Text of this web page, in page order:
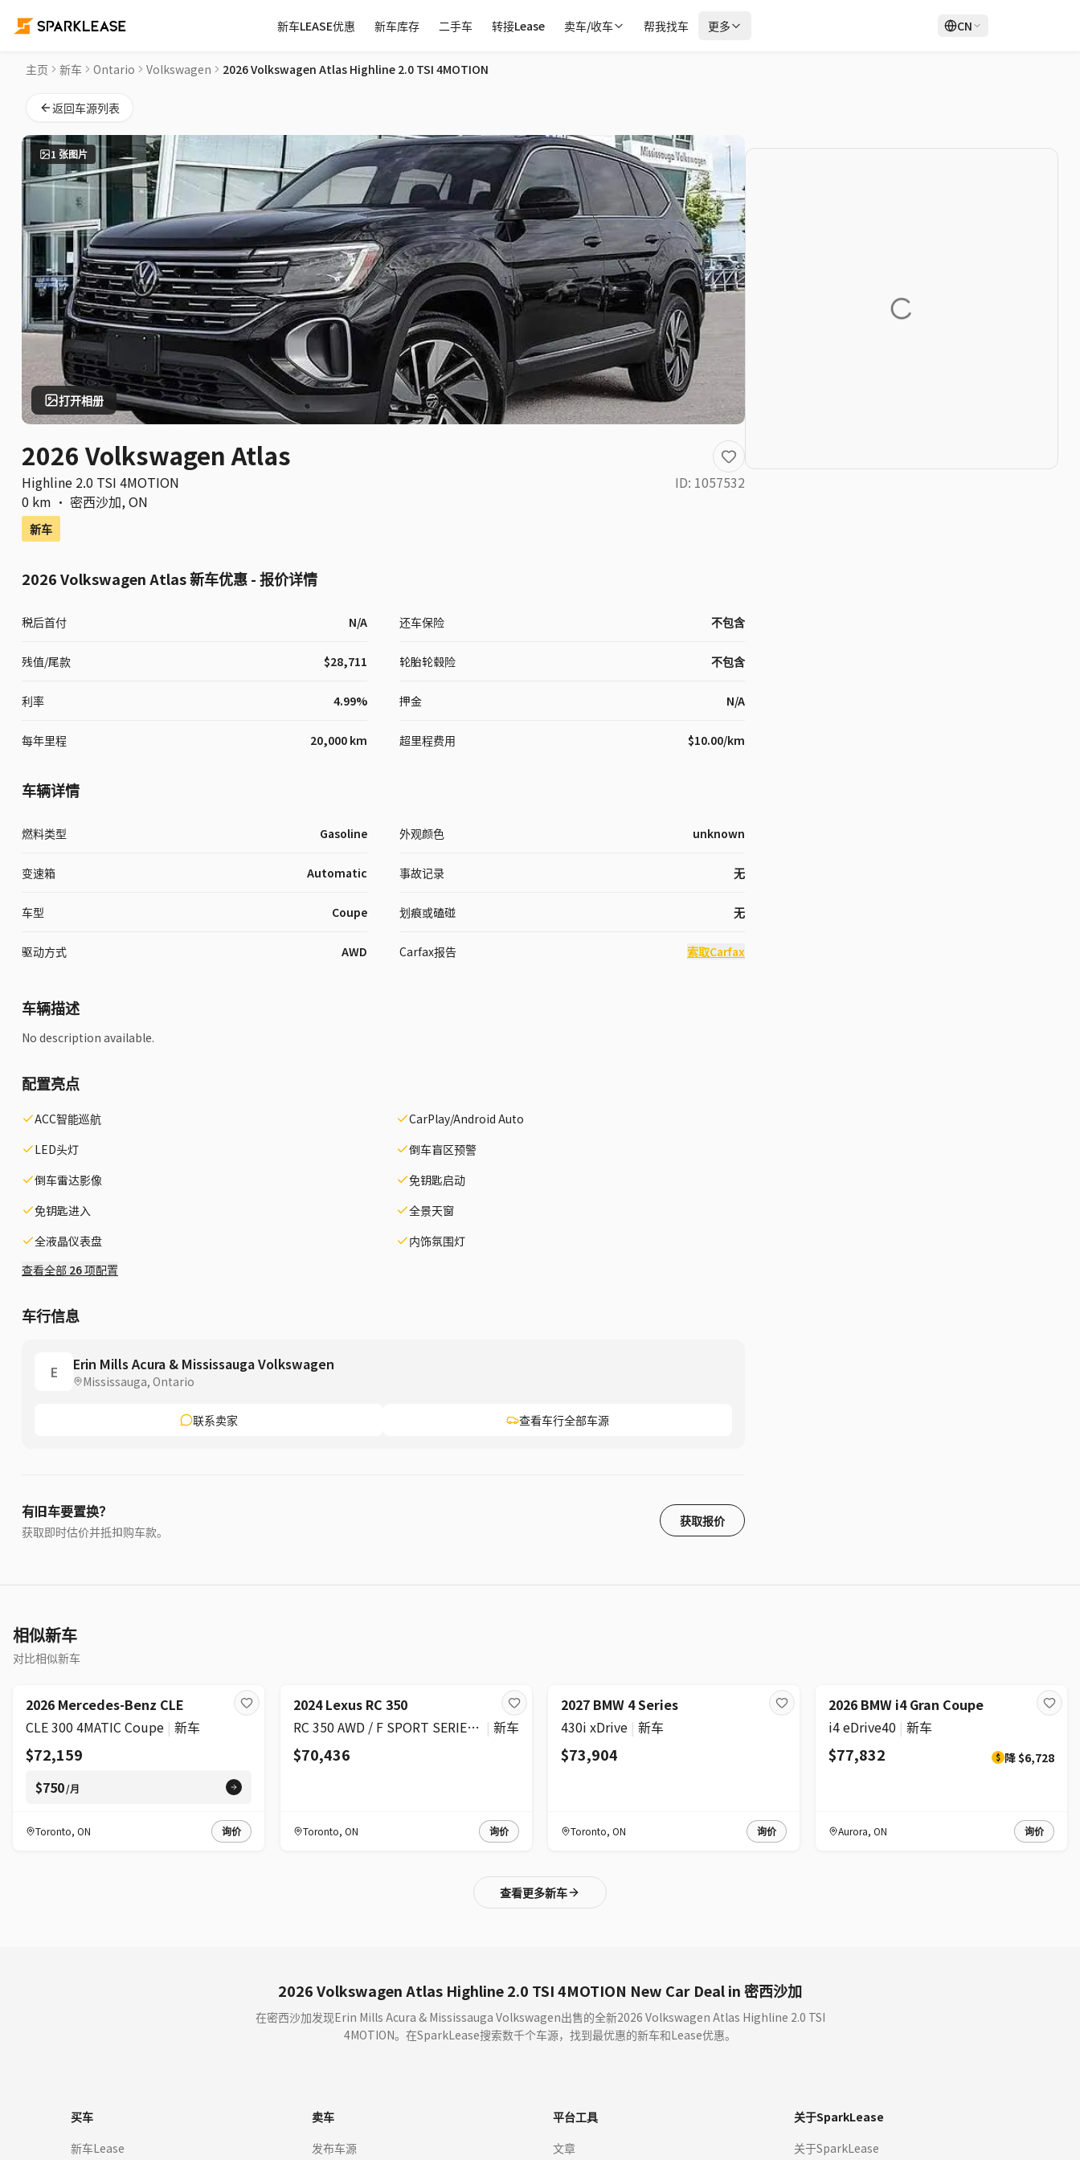
新车LEASE优惠 新车库存 二手车 转接Lease 卖车/收车 帮我找车 更多 CN
2026 Volkswagen Atlas Highline 2.0 TSI 4MOTION New Car Deal in 密西沙加
主页 新车 Ontario Volkswagen 2026 Volkswagen Atlas Highline 2.0 TSI 4MOTION
返回车源列表
1 张图片
打开相册
2026 Volkswagen Atlas
Highline 2.0 TSI 4MOTION ID: 1057532
0 km · 密西沙加,ON
新车
2026 Volkswagen Atlas 新车优惠 - 报价详情
税后首付 N/A
残值/尾款 $28,711
利率 4.99%
每年里程 20,000 km
还车保险 不包含
轮胎轮毂险 不包含
押金 N/A
超里程费用 $10.00/km
车辆详情
燃料类型 Gasoline
变速箱 Automatic
车型 Coupe
驱动方式 AWD
外观颜色 unknown
事故记录 无
划痕或磕碰 无
Carfax报告 索取Carfax
车辆描述
No description available.
配置亮点
ACC智能巡航
CarPlay/Android Auto
LED头灯
倒车盲区预警
倒车雷达影像
免钥匙启动
免钥匙进入
全景天窗
全液晶仪表盘
内饰氛围灯
查看全部 26 项配置
车行信息
E Erin Mills Acura & Mississauga Volkswagen
Mississauga, Ontario
联系卖家 查看车行全部车源
有旧车要置换？
获取即时估价并抵扣购车款。
获取报价
相似新车
对比相似新车
2026 Mercedes-Benz CLE
CLE 300 4MATIC Coupe | 新车
$72,159
$750/月
Toronto, ON 询价
2024 Lexus RC 350
RC 350 AWD / F SPORT SERIES 3 / FLARE YELLOW | 新车
$70,436
Toronto, ON 询价
2027 BMW 4 Series
430i xDrive | 新车
$73,904
Toronto, ON 询价
折扣
2026 BMW i4 Gran Coupe
i4 eDrive40 | 新车
$77,832 $ 降$6,728
Aurora, ON 询价
查看更多新车
2026 Volkswagen Atlas Highline 2.0 TSI 4MOTION New Car Deal in 密西沙加
在密西沙加发现Erin Mills Acura & Mississauga Volkswagen出售的全新2026 Volkswagen Atlas Highline 2.0 TSI
4MOTION。在SparkLease搜索数千个车源，找到最优惠的新车和Lease优惠。
买车
新车Lease
卖车
发布车源
平台工具
文章
关于SparkLease
关于SparkLease